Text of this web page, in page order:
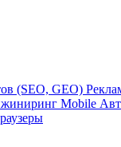
(SEO, GEO)
Mobile